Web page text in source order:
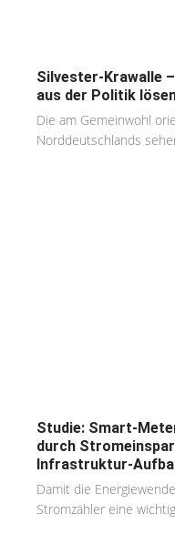
Silvester-Krawalle
aus der Politik
Die am Gemeinwohl
Norddeutschlands
Studie: Smart-
durch
Infrastruktur-
Damit die
Stromzähler eine